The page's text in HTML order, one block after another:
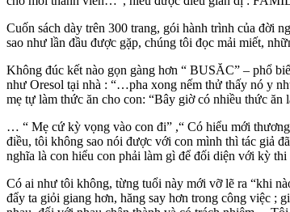
Cuốn sách dày trên 300 trang, gói hành trình của đời
sao như lần đầu được gặp, chúng tôi đọc mải miết,
Không đúc kết nào gọn gàng hơn “ BUSĂC” – phổ
như Oresol tại nhà : “…pha xong nếm thử thấy nó y
mẹ tự làm thức ăn cho con: “Bây giờ có nhiều thức
… “ Mẹ cứ kỳ vọng vào con đi” ,“ Có hiểu mới
điều, tôi không sao nói được với con mình thì tác giả
nghĩa là con hiểu con phải làm gì để đối diện với kỳ thi
Có ai như tôi không, từng tuổi này mới vỡ lẽ ra “khi
đẩy ta giỏi giang hơn, hăng say hơn trong công việc ;